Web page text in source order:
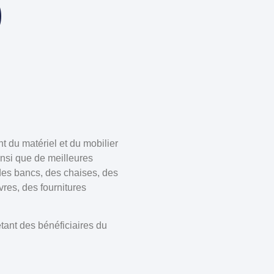
du matériel et du mobilier
que de meilleures
bancs, des chaises, des
des fournitures
des bénéficiaires du